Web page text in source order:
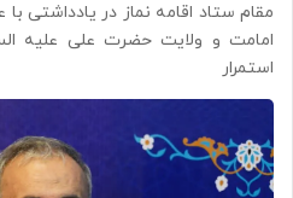
مقام ستاد اقامه نماز در یادداشتی با
امامت و ولایت حضرت علی علیه
استمرار